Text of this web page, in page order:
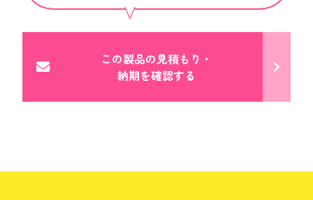
この製品の見積もり・
納期を確認する